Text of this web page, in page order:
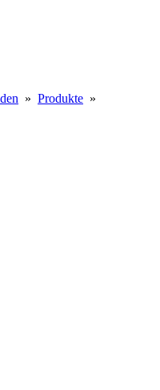
» Produkte »